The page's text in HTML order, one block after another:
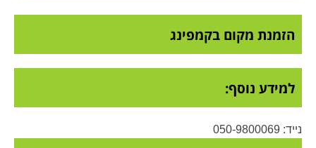
הזמנת מקום בקמפינג
למידע נוסף:
נייד: 050-9800069